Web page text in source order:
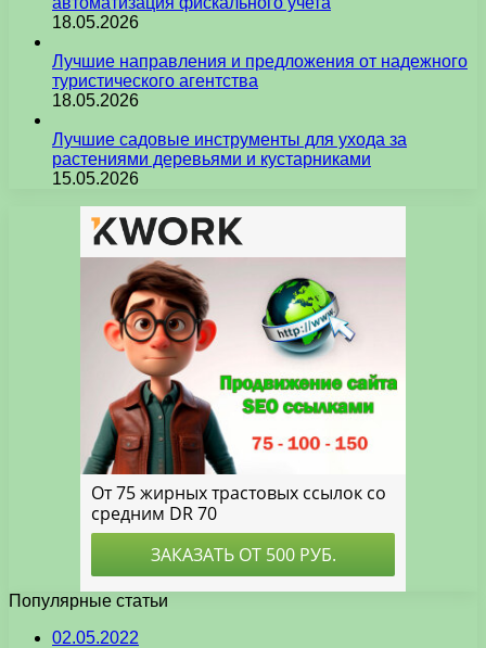
18.05.2026
Лучшие направления и предложения от надежного
туристического агентства
18.05.2026
Лучшие садовые инструменты для ухода за
растениями деревьями и кустарниками
15.05.2026
Популярные статьи
02.05.2022